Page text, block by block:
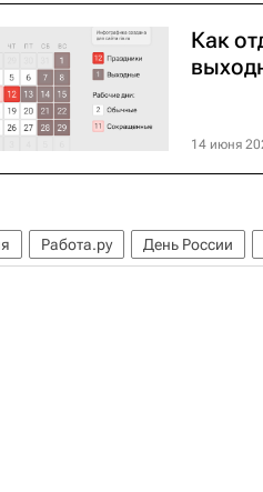
Как
14 июня
Работа.ру День России